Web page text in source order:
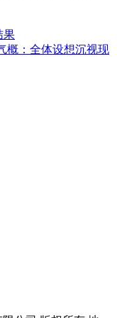
果
概：全体设想沉视现